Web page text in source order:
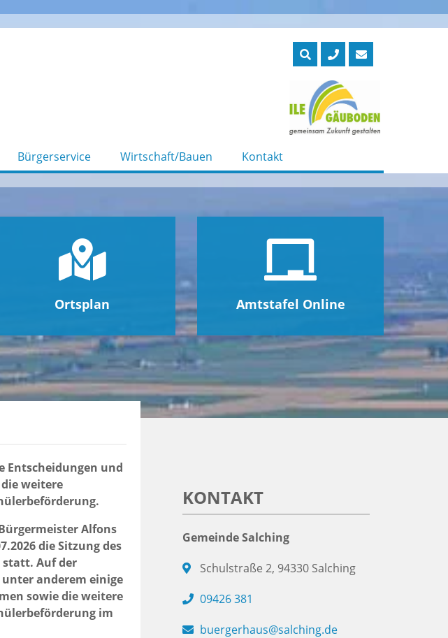
Bürgerservice Wirtschaft/Bauen Kontakt
Ortsplan Amtstafel Online
Entscheidungen und
weitere
Alfons
die Sitzung des
statt. Auf der
anderem einige
sowie die weitere
im
KONTAKT
Gemeinde Salching
Schulstraße 2, 94330 Salching
09426 381
buergerhaus@salching.de